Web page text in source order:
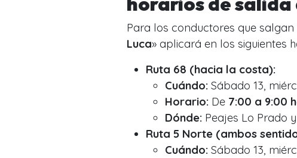
Para los conductores que
Luca» aplicará en los siguientes
Ruta 68 (hacia la costa):
Cuándo: Sábado 13,
Horario: De 7:00 a 9:00
Dónde: Peajes Lo Prado
Ruta 5 Norte (ambos
Cuándo: Sábado 13,